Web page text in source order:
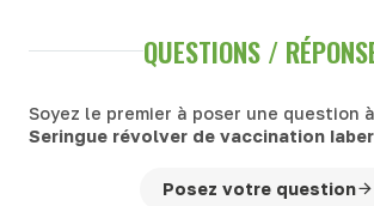
QUESTIONS /
Soyez le premier à poser une question
Seringue révolver de vaccination
Posez votre question